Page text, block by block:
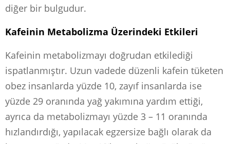
diğer bir bulgudur.
Kafeinin Metabolizma Üzerindeki Etkileri
Kafeinin metabolizmayı doğrudan etkilediği
ispatlanmıştır. Uzun vadede düzenli kafein tüketen
obez insanlarda yüzde 10, zayıf insanlarda ise
yüzde 29 oranında yağ yakımına yardım ettiği,
ayrıca da metabolizmayı yüzde 3 – 11 oranında
hızlandırdığı, yapılacak egzersize bağlı olarak da